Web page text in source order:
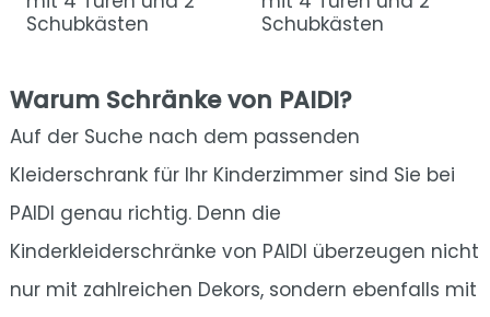
Schubkästen
Schubkästen
Warum Schränke von PAIDI?
Auf der Suche nach dem passenden
Kleiderschrank für Ihr Kinderzimmer sind Sie bei
PAIDI genau richtig. Denn die
Kinderkleiderschränke von PAIDI überzeugen nicht
nur mit zahlreichen Dekors, sondern ebenfalls mit